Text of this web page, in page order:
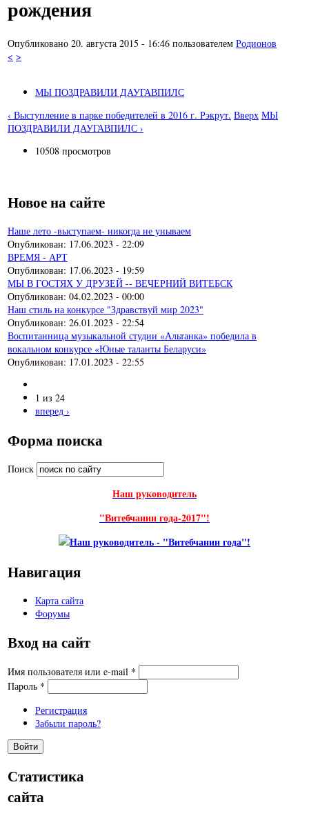
рождения
Опубликовано 20. августа 2015 - 16:46 пользователем Родионов
< >
МЫ ПОЗДРАВИЛИ ДАУГАВПИЛС
‹ Выступление в парке победителей в 2016 г. Рэкрут. Вверх МЫ
ПОЗДРАВИЛИ ДАУГАВПИЛС ›
10508 просмотров
Новое на сайте
Наше лето -выступаем- никогда не унываем
Опубликован: 17.06.2023 - 22:09
ВРЕМЯ - АРТ
Опубликован: 17.06.2023 - 19:59
МЫ В ГОСТЯХ У ДРУЗЕЙ -- ВЕЧЕРНИЙ ВИТЕБСК
Опубликован: 04.02.2023 - 00:00
Наш стиль на конкурсе "Здравствуй мир 2023"
Опубликован: 26.01.2023 - 22:54
Воспитанница музыкальной студии «Альтанка» победила в
вокальном конкурсе «Юные таланты Беларуси»
Опубликован: 17.01.2023 - 22:55
1 из 24
вперед ›
Форма поиска
Поиск
Наш руководитель
"Витебчанин года-2017"!
Навигация
Карта сайта
Форумы
Вход на сайт
Имя пользователя или e-mail *
Пароль *
Регистрация
Забыли пароль?
Статистика
сайта